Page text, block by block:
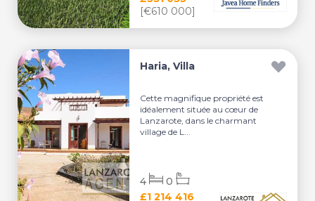
[€610 000]
Haria, Villa
Cette magnifique propriété est
idéalement située au cœur de
Lanzarote, dans le charmant
village de L...
£1 214 416
4 0